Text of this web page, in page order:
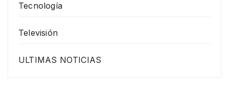
Tecnología
Televisión
ULTIMAS NOTICIAS